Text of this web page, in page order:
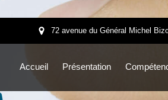
72 avenue du Général Michel
Accueil Présentation